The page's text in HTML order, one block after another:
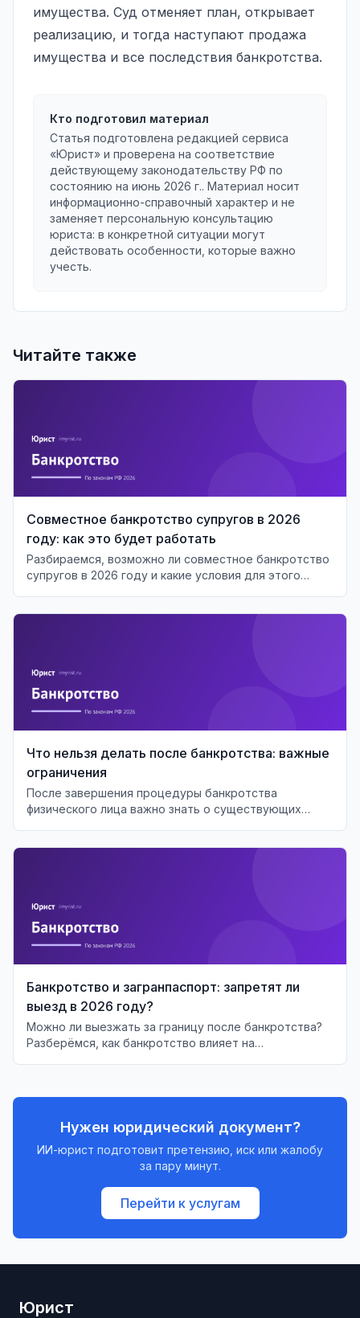
имущества. Суд отменяет план, открывает
реализацию, и тогда наступают продажа
имущества и все последствия банкротства.
Кто подготовил материал
Статья подготовлена редакцией сервиса
«Юрист» и проверена на соответствие
действующему законодательству РФ по
состоянию на июнь 2026 г.. Материал носит
информационно-справочный характер и не
заменяет персональную консультацию
юриста: в конкретной ситуации могут
действовать особенности, которые важно
учесть.
Читайте также
Совместное банкротство супругов в 2026
году: как это будет работать
Разбираемся, возможно ли совместное банкротство
супругов в 2026 году и какие условия для этого
Что нельзя делать после банкротства: важные
ограничения
После завершения процедуры банкротства
физического лица важно знать о существующих
Банкротство и загранпаспорт: запретят ли
выезд в 2026 году?
Можно ли выезжать за границу после банкротства?
Разберёмся, как банкротство влияет на
Нужен юридический документ?
ИИ-юрист подготовит претензию, иск или жалобу
за пару минут.
Перейти к услугам
Юрист